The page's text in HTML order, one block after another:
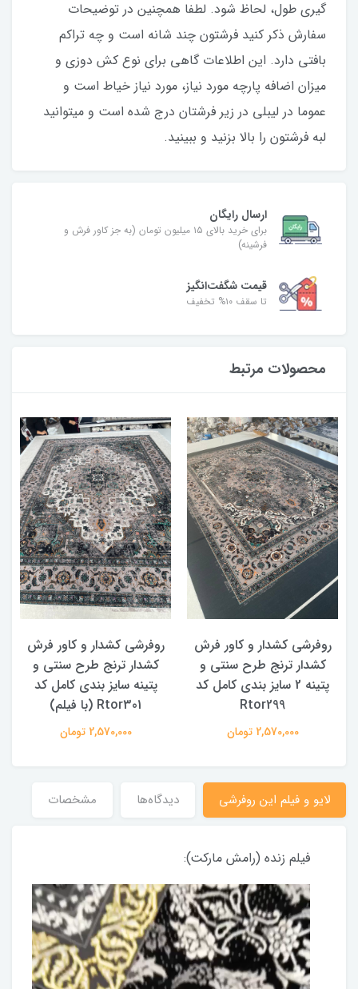
گیری طول، لحاظ شود. لطفا همچنین در توضیحات
سفارش ذکر کنید فرشتون چند شانه است و چه تراکم
بافتی دارد. این اطلاعات گاهی برای نوع کش دوزی و
میزان اضافه پارچه مورد نیاز، مورد نیاز خیاط است و
عموما در لیبلی در زیر فرشتان درج شده است و میتوانید
لبه فرشتون را بالا بزنید و ببینید.
ارسال رایگان
برای خرید بالای ۱۵ میلیون تومان (به جز کاور فرش و
فرشینه)
قیمت شگفت‌انگیز
تا سقف ۱۰% تخفیف
محصولات مرتبط
روفرشی کشدار و کاور فرش
کشدار ترنج طرح سنتی و
پتینه 2 سایز بندی کامل کد
Rtor299
2,570,000 تومان
روفرشی کشدار و کاور فرش
کشدار ترنج طرح سنتی و
پتینه سایز بندی کامل کد
Rtor301 (با فیلم)
2,570,000 تومان
لایو و فیلم این روفرشی دیدگاه‌ها مشخصات
فیلم زنده (رامش مارکت):